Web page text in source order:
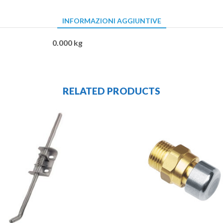
INFORMAZIONI AGGIUNTIVE
0.000 kg
RELATED PRODUCTS